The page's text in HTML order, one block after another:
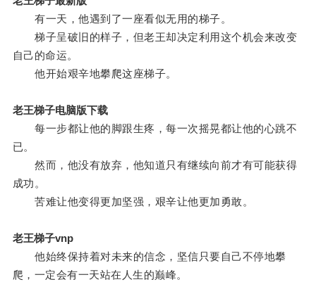
有一天，他遇到了一座看似无用的梯子。
梯子呈破旧的样子，但老王却决定利用这个机会来改变
自己的命运。
他开始艰辛地攀爬这座梯子。
老王梯子电脑版下载
每一步都让他的脚跟生疼，每一次摇晃都让他的心跳不
已。
然而，他没有放弃，他知道只有继续向前才有可能获得
成功。
苦难让他变得更加坚强，艰辛让他更加勇敢。
老王梯子vnp
他始终保持着对未来的信念，坚信只要自己不停地攀
爬，一定会有一天站在人生的巅峰。